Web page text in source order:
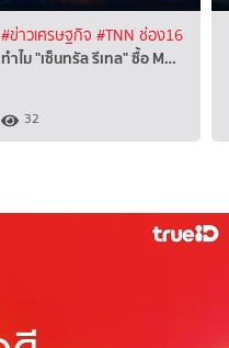
#ข่าวเศรษฐกิจ #TNN ช่อง16
ทำไม "เซ็นทรัล รีเทล" ซื้อ M…
32